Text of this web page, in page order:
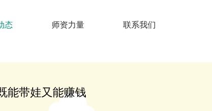
态 师资力量 联系我们
能带娃又能赚钱